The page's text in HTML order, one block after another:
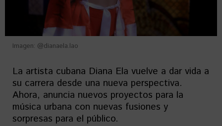
Imagen: @dianaela.lao
La artista cubana Diana Ela vuelve a dar vida a
su carrera desde una nueva perspectiva.
Ahora, anuncia nuevos proyectos para la
música urbana con nuevas fusiones y
sorpresas para el público.